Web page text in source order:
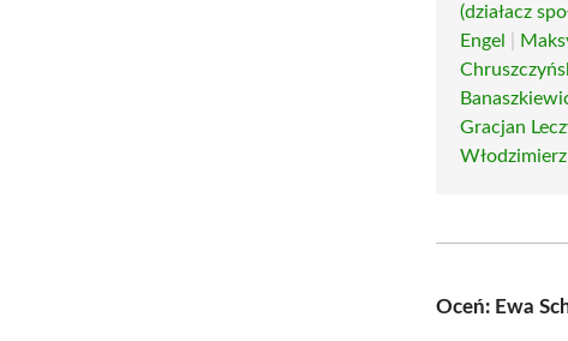
(działacz
Engel
Gracjan
Oceń: Ewa